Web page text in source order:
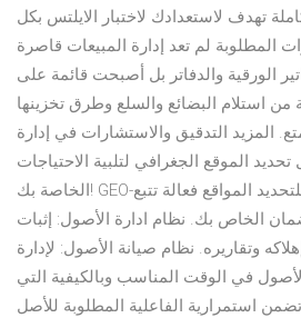
تهدف لاستعدادك لاختبار الايلتس بكل
المطلوبة لم تعد إدارة المبيعات قاصرة
الورقية والدفاتر بل أصبحت قائمة على
من استلام البضائع والسلع وطرق تخزينها
المزيد التدقيق والاستشارات في إدارة
الموقع الجغرافي لتلبية الاحتياجات
الخاصة بك! GEO-التتبع وشريك موثوق به لللتحديد المواقع فعالة تتبع
الخاص بك. نظام ادارة الأصول: إثبات
وتقاريره. نظام صيانة الأصول: لإدارة
في الوقت المناسب وبالكيفية التي